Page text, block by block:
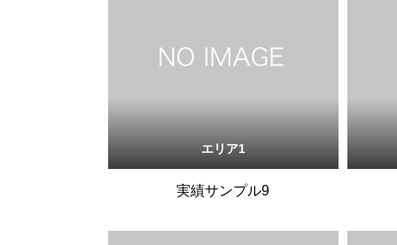
エリア1
実績サンプル9